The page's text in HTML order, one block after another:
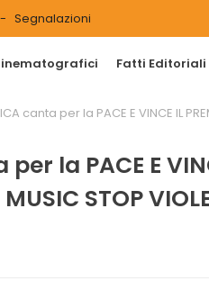
Segnalazioni
Fatti Editoriali
canta per la PACE E VINCE IL
la PACE E
STOP